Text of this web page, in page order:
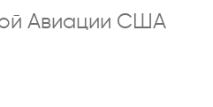
Авиации США